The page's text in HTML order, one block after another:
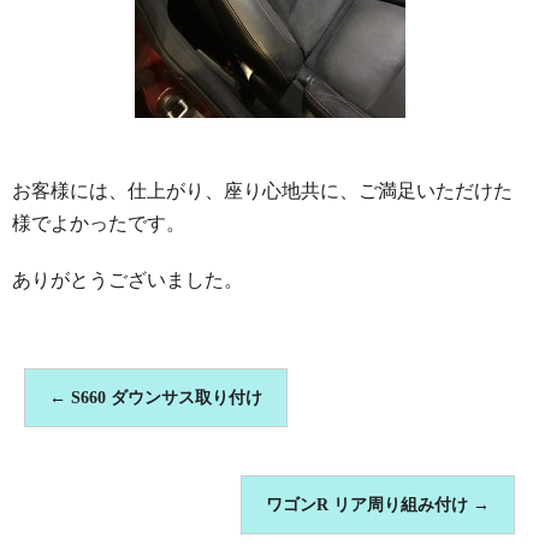
お客様には、仕上がり、座り心地共に、ご満足いただけた
様でよかったです。
ありがとうございました。
← S660 ダウンサス取り付け
ワゴンR リア周り組み付け →